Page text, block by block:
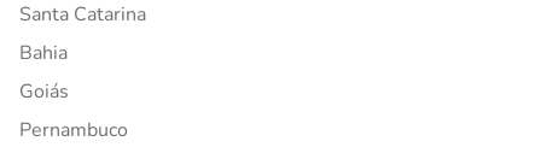
Santa Catarina
Bahia
Goiás
Pernambuco